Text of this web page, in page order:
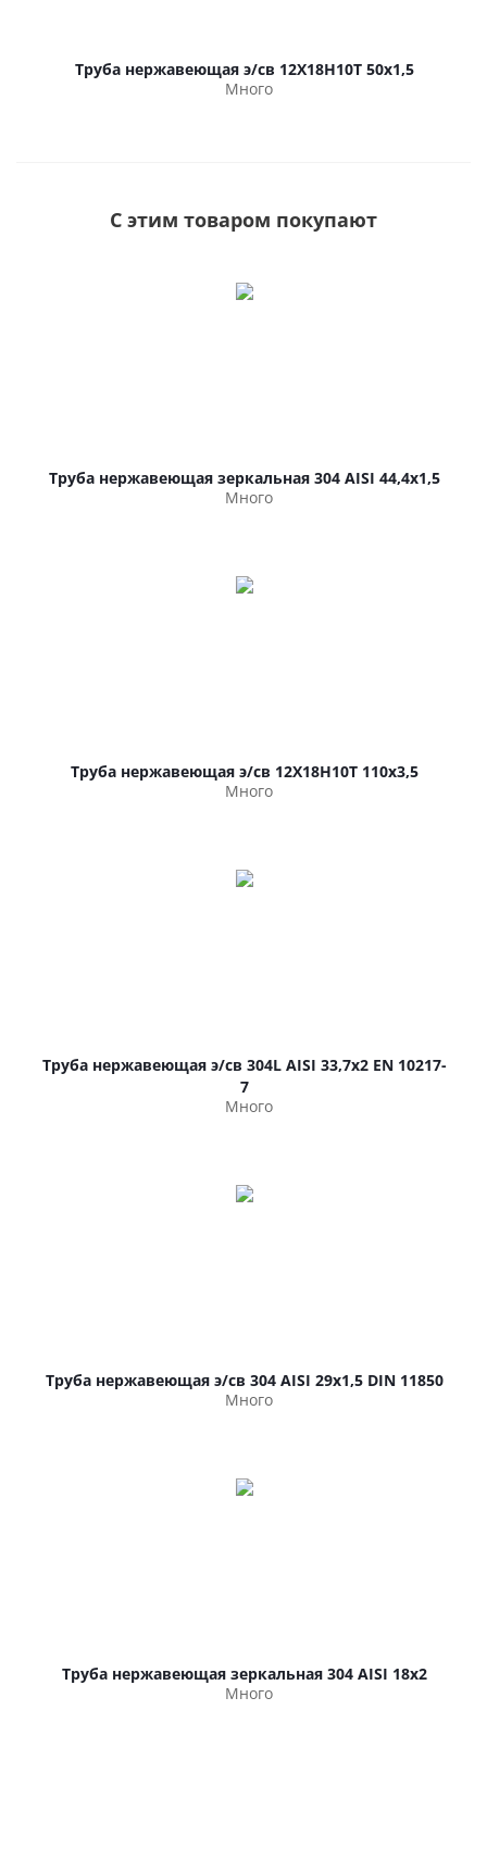
Труба нержавеющая э/св 12Х18Н10Т 50х1,5
Много
С этим товаром покупают
Труба нержавеющая зеркальная 304 AISI 44,4х1,5
Много
Труба нержавеющая э/св 12Х18Н10Т 110х3,5
Много
Труба нержавеющая э/св 304L AISI 33,7х2 EN 10217-
7
Много
Труба нержавеющая э/св 304 AISI 29х1,5 DIN 11850
Много
Труба нержавеющая зеркальная 304 AISI 18х2
Много